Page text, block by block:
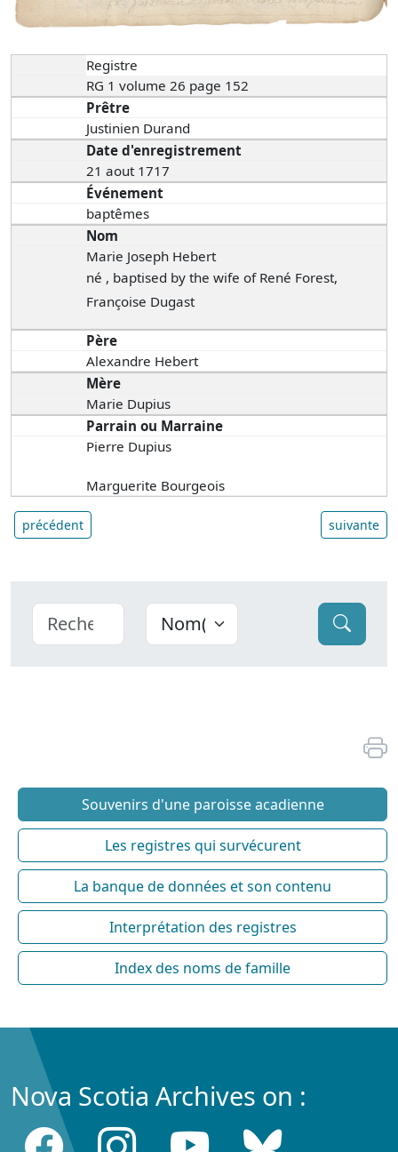
Registre
RG 1 volume 26 page 152
Prêtre
Justinien Durand
Date d'enregistrement
21 aout 1717
Événement
baptêmes
Nom
Marie Joseph Hebert
né , baptised by the wife of René Forest,
Françoise Dugast
Père
Alexandre Hebert
Mère
Marie Dupius
Parrain ou Marraine
Pierre Dupius
Marguerite Bourgeois
précédent suivante
Souvenirs d'une paroisse acadienne
Les registres qui survécurent
La banque de données et son contenu
Interprétation des registres
Index des noms de famille
Nova Scotia Archives on :